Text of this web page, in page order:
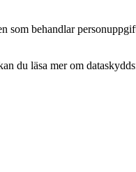
behandlar
du läsa mer om